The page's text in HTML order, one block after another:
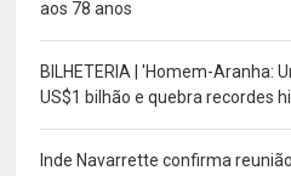
aos 78 anos
BILHETERIA | 'Homem-Aranha:
US$1 bilhão e quebra recordes
Inde Navarrette confirma